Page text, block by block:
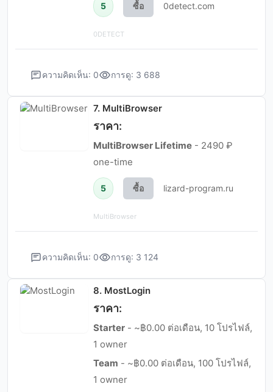
5 ซื้อ 0detect.com
0DETECT
ความคิดเห็น: 0 การดู: 3 688
7. MultiBrowser
ราคา:
MultiBrowser Lifetime - 2490 ₽
one-time
5 ซื้อ lizard-program.ru
MultiBrowser
ความคิดเห็น: 0 การดู: 3 124
8. MostLogin
ราคา:
Starter - ~฿0.00 ต่อเดือน, 10 โปรไฟล์,
1 owner
Team - ~฿0.00 ต่อเดือน, 100 โปรไฟล์,
1 owner